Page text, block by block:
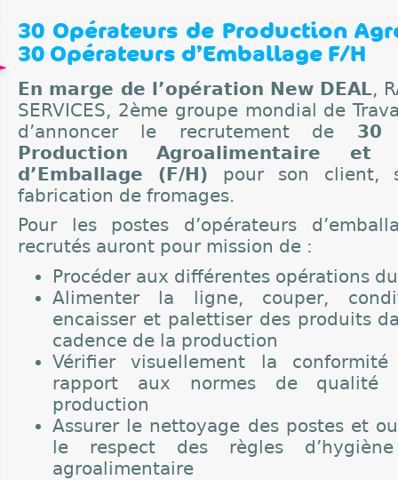
30 Opérateurs de Production
30 Opérateurs d’Emballage F/H
En marge de l’opération New DEAL,
SERVICES, 2ème groupe mondial de
d’annoncer le recrutement de 30
Production Agroalimentaire et
d’Emballage (F/H) pour son client,
fabrication de fromages.
Pour les postes d’opérateurs
recrutés auront pour mission de :
Procéder aux différentes opérations
Alimenter la ligne, couper,
encaisser et palettiser des produits
cadence de la production
Vérifier visuellement la
rapport aux normes de qualité
production
Assurer le nettoyage des postes et
le respect des règles
agroalimentaire